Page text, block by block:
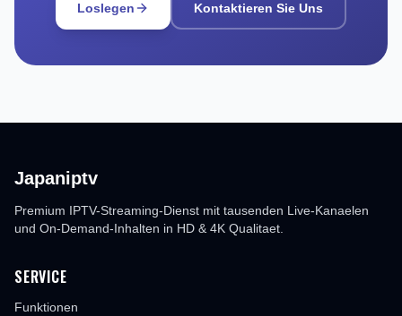
Loslegen Kontaktieren Sie Uns
Japaniptv
Premium IPTV-Streaming-Dienst mit tausenden Live-Kanaelen
und On-Demand-Inhalten in HD & 4K Qualitaet.
SERVICE
Funktionen